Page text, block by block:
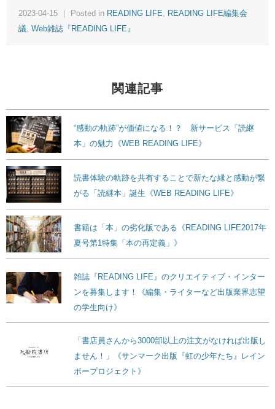
2023-04-15 ｜ Posted in READING LIFE, READING LIFE編集会
議, Web雑誌『READING LIFE』
関連記事
“感動の軌跡”が価値になる！？ 新サービス「読継
本」の魅力《WEB READING LIFE》
読書体験の軌跡を共有することで新たな縁と感動が繋
がる「読継本」誕生《WEB READING LIFE》
書籍は「本」の劣化版である《READING LIFE2017年
夏号第1特集「本の再定義」》
雑誌『READING LIFE』のクリエイティブ・インター
ンを募集します！《編集・ライターなど出版業界志望
の学生向け》
「書店員さんから3000部以上の注文がなければ出版し
ません！」《サンマーク出版『虹の少年たち』レイン
ボープロジェクト》